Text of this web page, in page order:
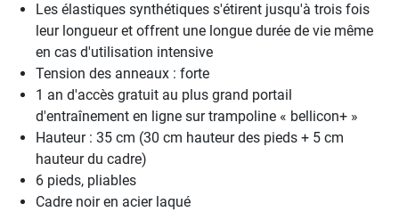
Les élastiques synthétiques s'étirent jusqu'à trois fois
leur longueur et offrent une longue durée de vie même
en cas d'utilisation intensive
Tension des anneaux : forte
1 an d'accès gratuit au plus grand portail
d'entraînement en ligne sur trampoline « bellicon+ »
Hauteur : 35 cm (30 cm hauteur des pieds + 5 cm
hauteur du cadre)
6 pieds, pliables
Cadre noir en acier laqué